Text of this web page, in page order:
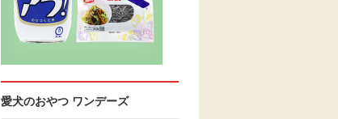
愛犬のおやつ ワンデーズ